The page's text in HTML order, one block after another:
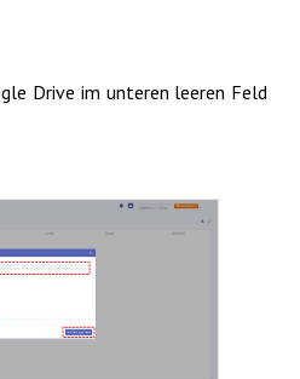
Drive im unteren leeren Feld